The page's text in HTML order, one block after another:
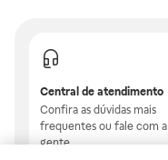
Central de atendimento
Confira as dúvidas mais
frequentes ou fale com a
gente.